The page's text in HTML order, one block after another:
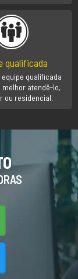
qualificada
qualificada
melhor atendê-lo,
ou residencial.